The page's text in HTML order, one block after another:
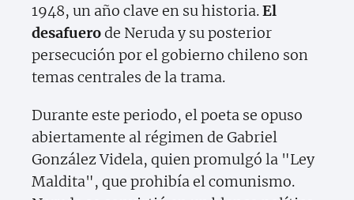
1948, un año clave en su historia.El
desafuerode Neruda y su posterior
persecución por el gobierno chileno son
temas centrales de la trama.
Durante este periodo, el poeta se opuso
abiertamente al régimen de Gabriel
González Videla, quien promulgó la "Ley
Maldita", que prohibía el comunismo.